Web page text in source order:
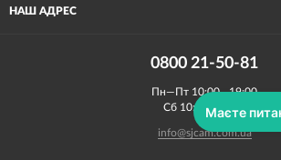
НАШ АДРЕС
0800 21-50-81
Пн—Пт 10:00—19:00
Сб 10:00—15:00
info@sjcam.com.ua